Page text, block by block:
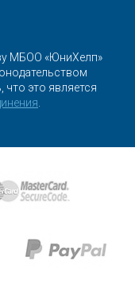
МБОО «ЮниХелп»
что это является
.